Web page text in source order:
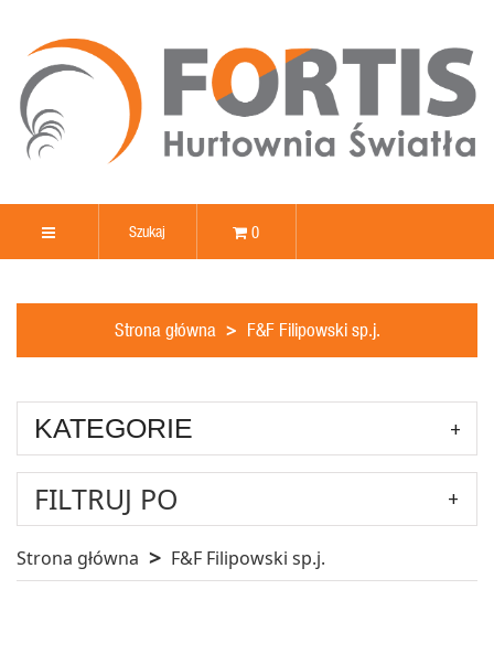
0
Strona główna F&F Filipowski sp.j.
KATEGORIE
FILTRUJ PO
Strona główna F&F Filipowski sp.j.